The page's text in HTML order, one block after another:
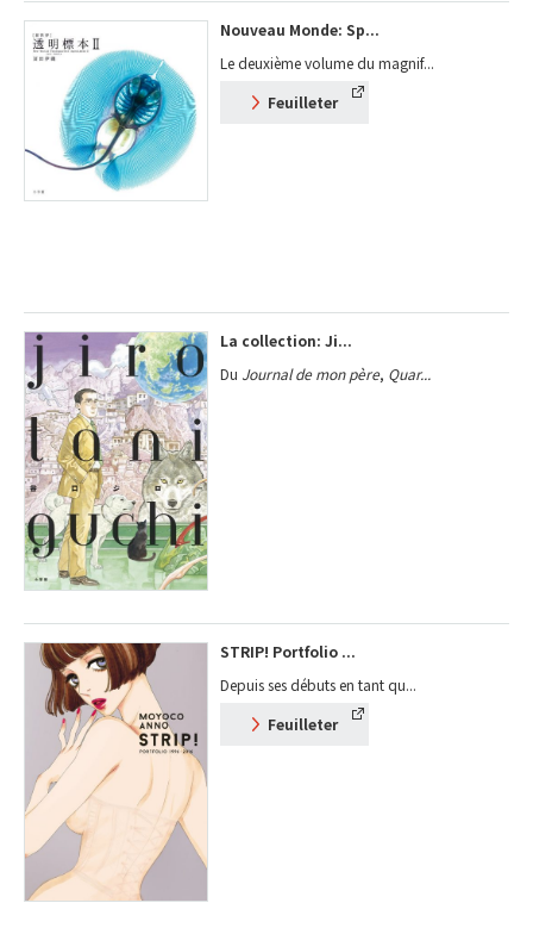
Nouveau Monde: Sp...
Le deuxième volume du magnif...
Feuilleter
La collection: Ji...
Du Journal de mon père, Quar...
STRIP! Portfolio ...
Depuis ses débuts en tant qu...
Feuilleter